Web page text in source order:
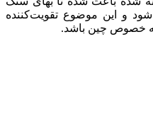
شود و این موضوع تقویت‌کننده
به خصوص چین باشد.